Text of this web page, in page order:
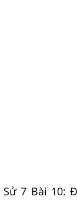
7 Bài 10: